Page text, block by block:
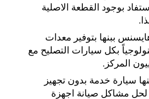
بوجود القطعة الاصلية
ببنها بتوفير معدات
بكل سيارات التصليح مع
المركز.
سيارة خدمة بدون تجهيز
مشاكل صيانة اجهزة